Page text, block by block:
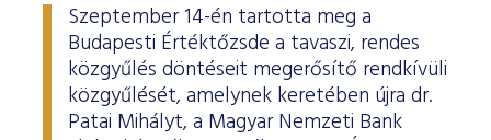
Szeptember 14-én tartotta meg a
Budapesti Értéktőzsde a tavaszi, rendes
közgyűlés döntéseit megerősítő rendkívüli
közgyűlését, amelynek keretében újra dr.
Patai Mihályt, a Magyar Nemzeti Bank